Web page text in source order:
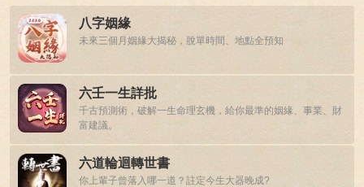
八字姻緣
未來三個月姻緣大揭秘，脫單時間、地點全預知
六壬一生詳批
千古預測術，破解一生命理玄機，給你最準的姻緣、事業、財
富建議。
六道輪迴轉世書
你上輩子曾落入哪一道？註定今生大器晚成?